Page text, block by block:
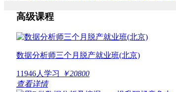
高级课程
数据分析师三个月脱产就业班(北京)
11946人学习
￥20800
查看详情